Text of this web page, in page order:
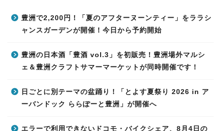
豊洲で2,200円！「夏のアフターヌーンティー」をララシ
ャンスガーデンが開催！今日から予約開始
豊洲の日本酒「豊酒 vol.3」を初販売！豊洲場外マルシ
ェ＆豊洲クラフトサマーマーケットが同時開催です！
日ごとに別テーマの盆踊り！「とよす夏祭り 2026 in ア
ーバンドック ららぽーと豊洲」が開催へ
エラーで利用できないドコモ・バイクシェア、8月4日の